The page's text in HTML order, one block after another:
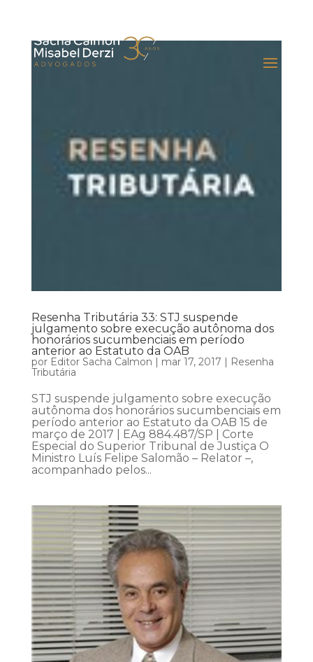
Resenha Tributária 33: STJ suspende
julgamento sobre execução autônoma dos
honorários sucumbenciais em período
anterior ao Estatuto da OAB
por Editor Sacha Calmon mar 17, 2017
Resenha
Tributária
STJ suspende julgamento sobre execução
autônoma dos honorários sucumbenciais em
período anterior ao Estatuto da OAB 15 de
março de 2017 | EAg 884.487/SP | Corte
Especial do Superior Tribunal de Justiça O
Ministro Luís Felipe Salomão – Relator –,
acompanhado pelos...